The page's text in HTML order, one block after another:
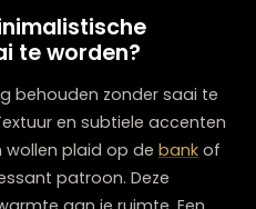
bij elkaar passen?
graag met u mee.
stijlconsult